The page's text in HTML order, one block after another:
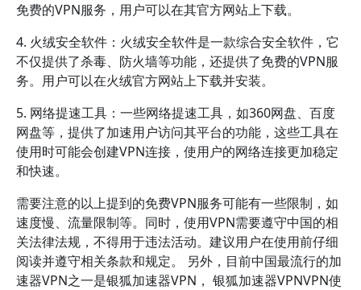
免费的VPN服务，用户可以在其官方网站上下载。
4. 火绒安全软件：火绒安全软件是一款综合安全软件，它
不仅提供了杀毒、防火墙等功能，还提供了免费的VPN服
务。用户可以在火绒官方网站上下载并安装。
5. 网络提速工具：一些网络提速工具，如360网盘、百度
网盘等，提供了加速用户访问其平台的功能，这些工具在
使用时可能会创建VPN连接，使用户的网络连接更加稳定
和快速。
需要注意的以上提到的免费VPN服务可能有一些限制，如
速度慢、流量限制等。同时，使用VPN需要遵守中国的相
关法律法规，不得用于违法活动。建议用户在使用前仔细
阅读并遵守相关条款和规定。 另外，目前中国最流行的加
速器VPN之一是银狐加速器VPN， 银狐加速器VPNVPN使